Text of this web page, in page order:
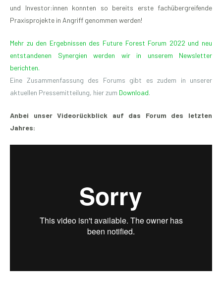
und Investor:innen konnten so bereits erste fachübergreifende
Praxisprojekte in Angriff genommen werden!
Mehr zu den Ergebnissen des Future Forest Forum 2022 und neu
entstandenen Synergien werden wir in unserem Newsletter
berichten.
Eine Zusammenfassung des Forums gibt es zudem in unserer
aktuellen Pressemitteilung, hier zum Download.
Anbei unser Videorückblick auf das Forum des letzten
Jahres: